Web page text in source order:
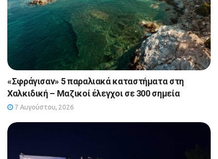
«Σφράγισαν» 5 παραλιακά καταστήματα στη
Χαλκιδική – Μαζικοί έλεγχοι σε 300 σημεία
7 Αυγούστου, 2026